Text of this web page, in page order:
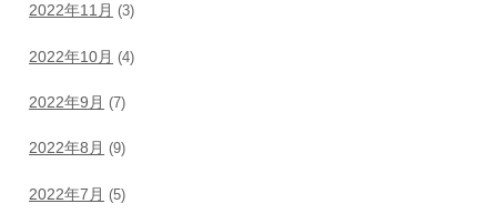
2022年11月 (3)
2022年10月 (4)
2022年9月 (7)
2022年8月 (9)
2022年7月 (5)